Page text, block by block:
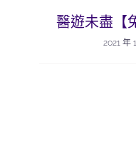
醫遊未盡【
2021 年